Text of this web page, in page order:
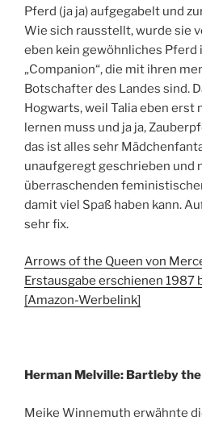
Pferd (ja ja) aufgegabelt und
Wie sich rausstellt, wurde sie
eben kein gewöhnliches Pferd
„Companion“, die mit ihren
Botschafter des Landes sind.
Hogwarts, weil Talia eben erst
lernen muss und ja ja,
das ist alles sehr
unaufgeregt geschrieben und
überraschenden
damit viel Spaß haben kann.
sehr fix.
Arrows of the Queen von
Erstausgabe erschienen 1987
[Amazon-Werbelink]
Herman Melville: Bartleby
Meike Winnemuth erwähnte